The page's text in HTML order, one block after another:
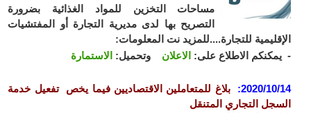
مساحات التخزين للمواد الغذائية بضرورة
التصريح بها لدى مديرية التجارة أو المفتشيات
الإقليمية للتجارة....للمزيد نت المعلومات:
- يمكنكم الاطلاع على: الاعلان وتحميل: الاستمارة
2020/10/14
: بلاغ للمتعاملين الاقتصاديينفيما يخص تفعيل خدمة
السجل التجاري المتنقل